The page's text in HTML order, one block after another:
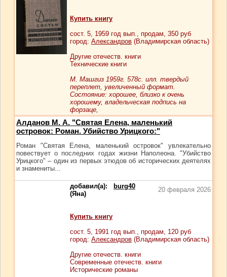
Купить книгу
сост. 5, 1959 год вып., продам, 350 руб
город: Александров (Владимирская область)
Другие отечеств. книги
Технические книги
М. Машгиз 1959г. 578с. илл. твердый
переплет, увеличенный формат.
Cостояние: хорошее, близко к очень
хорошему, владельческая подпись на
форзаце,
Алданов М. А. "Святая Елена, маленький
островок: Роман. Убийство Урицкого:"
Роман "Святая Елена, маленький островок" увлекательно
повествует о последних годах жизни Наполеона. "Убийство
Урицкого" – один из первых этюдов об исторических деятелях
и знамениты...
добавил(а):
burg40
(Яна)
20 февраля 2026
Купить книгу
сост. 5, 1991 год вып., продам, 120 руб
город: Александров (Владимирская область)
Другие отечеств. книги
Современные отечеств. книги
Исторические романы